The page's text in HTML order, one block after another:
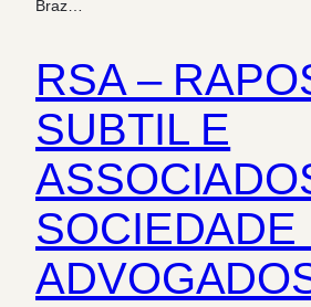
Braz…
RSA –
SUBTIL E
SOCIEDADE